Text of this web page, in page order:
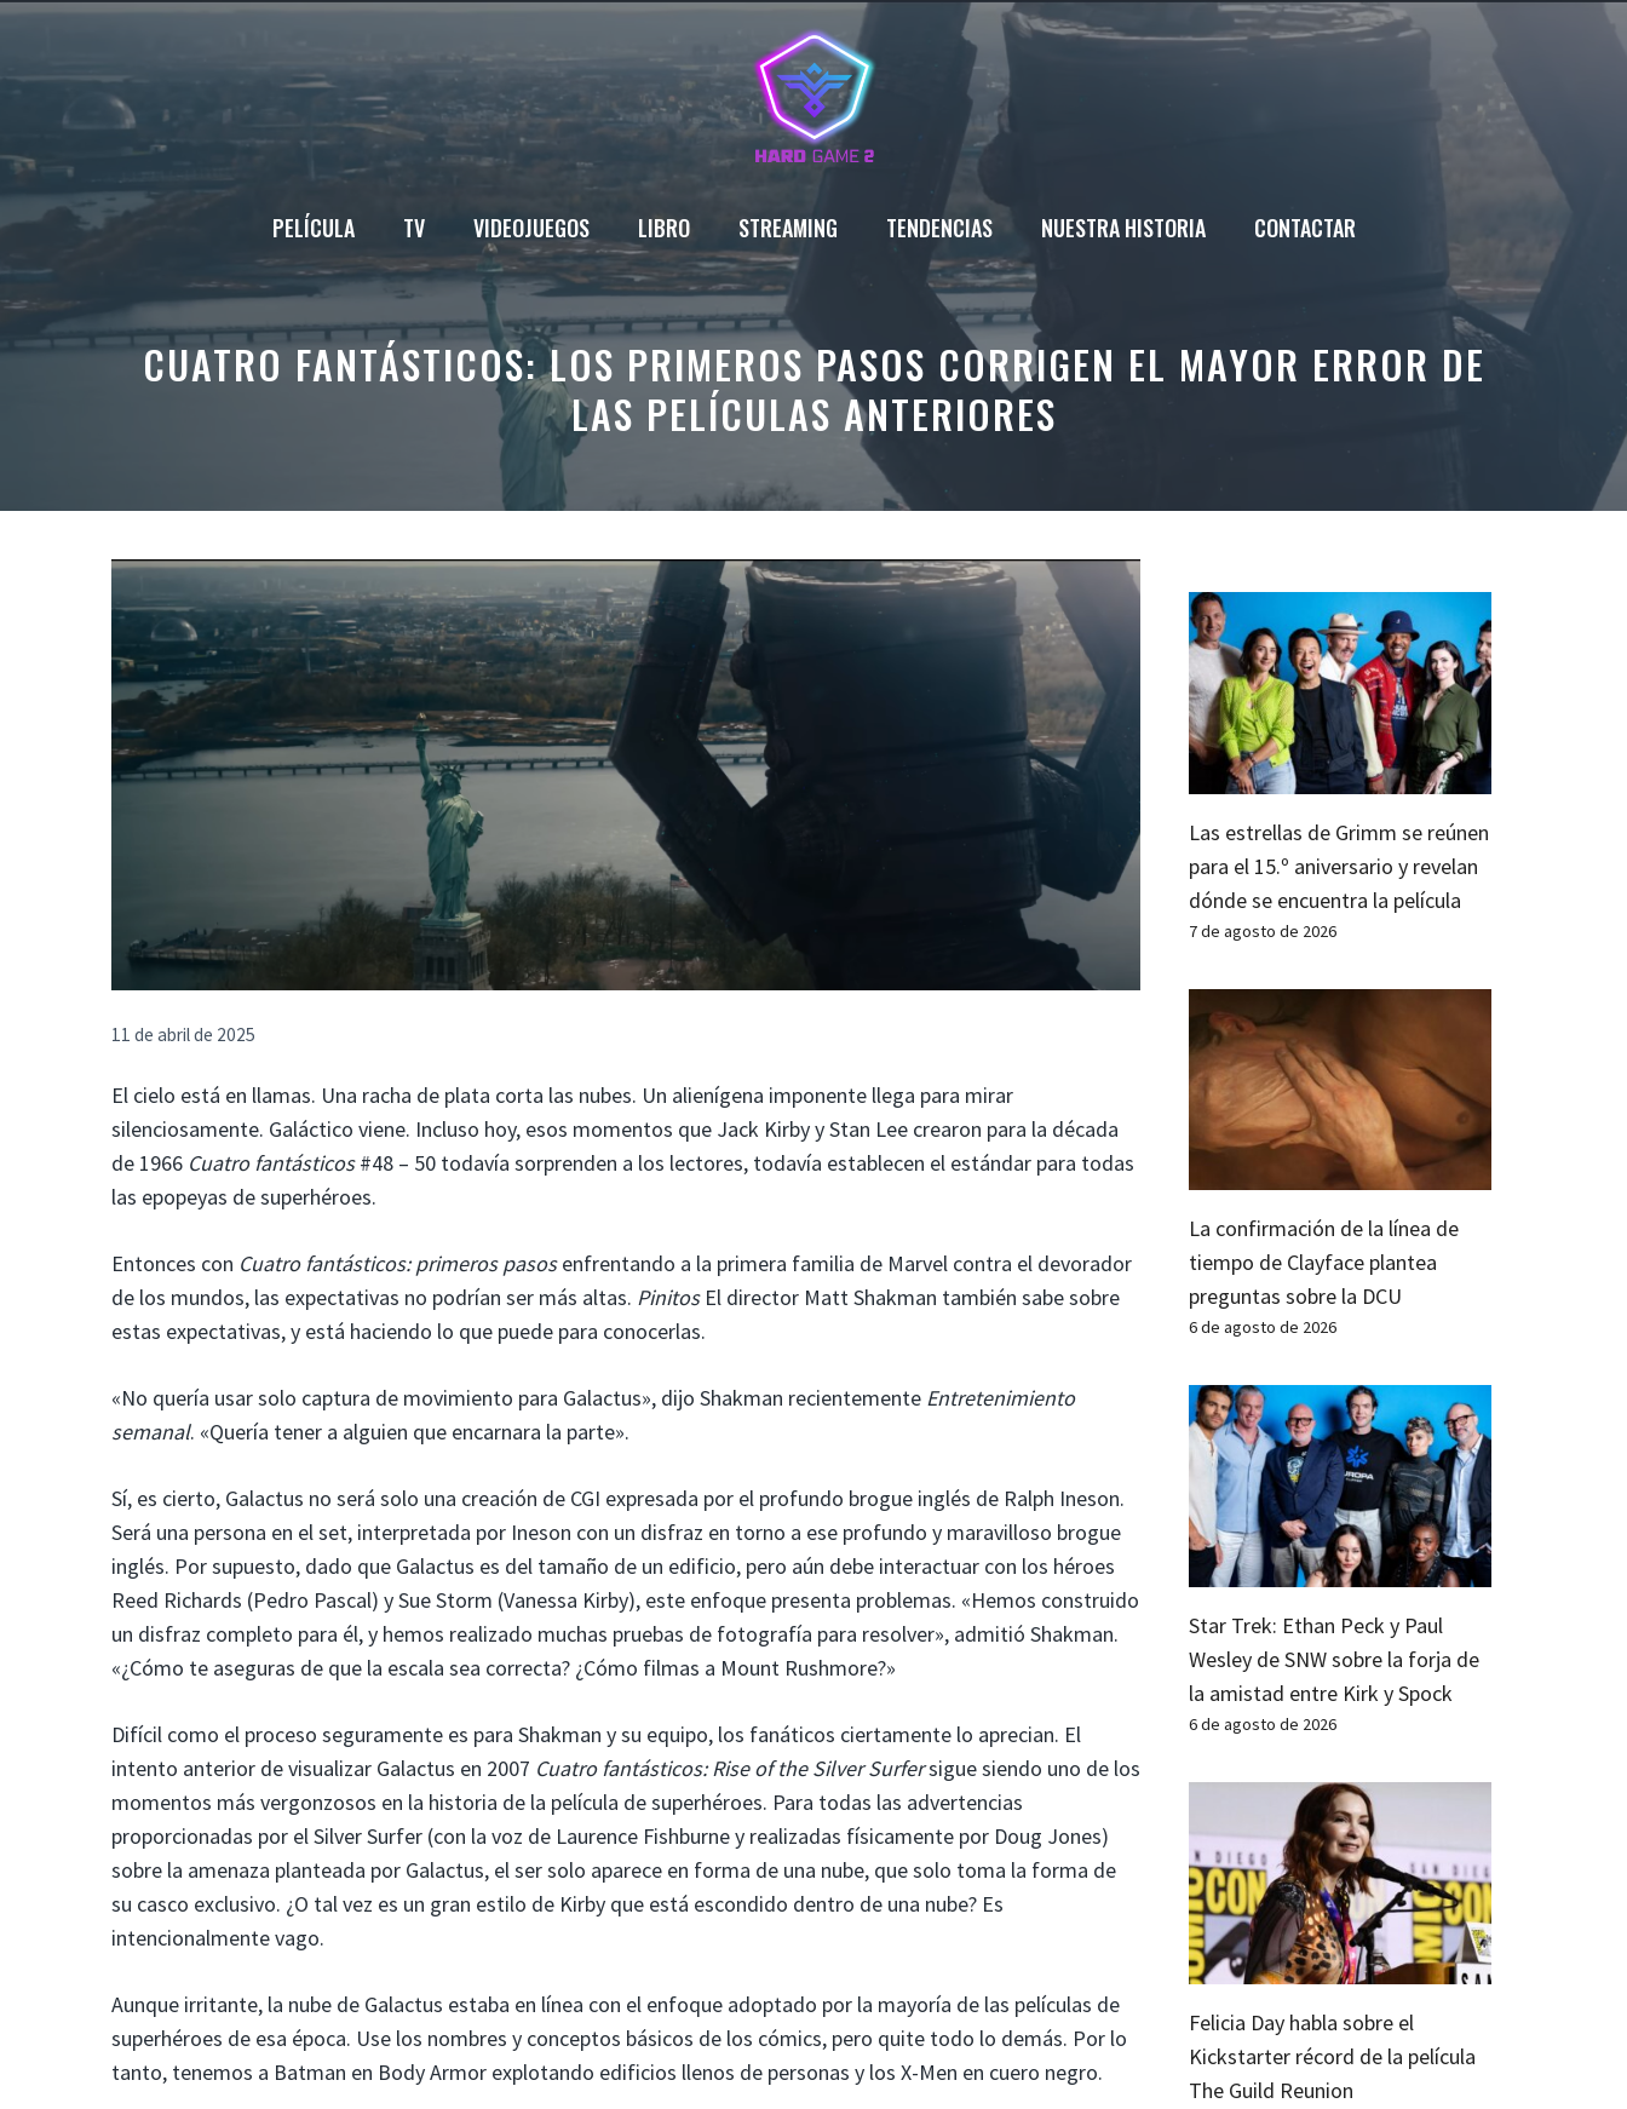
Saltar
contenido
PELÍCULA TV VIDEOJUEGOS LIBRO STREAMING TENDENCIAS NUESTRA HISTORIA CONTACTAR
CUATRO FANTÁSTICOS: LOS PRIMEROS PASOS CORRIGEN EL MAYOR ERROR DE
LAS PELÍCULAS ANTERIORES
11 de abril de 2025
El cielo está en llamas. Una racha de plata corta las nubes. Un alienígena imponente llega para mirar
silenciosamente. Galáctico viene. Incluso hoy, esos momentos que Jack Kirby y Stan Lee crearon para la década
de 1966 Cuatro fantásticos#48 – 50 todavía sorprenden a los lectores, todavía establecen el estándar para todas
las epopeyas de superhéroes.
Entonces con Cuatro fantásticos: primeros pasosenfrentando a la primera familia de Marvel contra el devorador
de los mundos, las expectativas no podrían ser más altas. PinitosEl director Matt Shakman también sabe sobre
estas expectativas, y está haciendo lo que puede para conocerlas.
«No quería usar solo captura de movimiento para Galactus», dijo Shakman recientemente Entretenimiento
semanal. «Quería tener a alguien que encarnara la parte».
Sí, es cierto, Galactus no será solo una creación de CGI expresada por el profundo brogue inglés de Ralph Ineson.
Será una persona en el set, interpretada por Ineson con un disfraz en torno a ese profundo y maravilloso brogue
inglés. Por supuesto, dado que Galactus es del tamaño de un edificio, pero aún debe interactuar con los héroes
Reed Richards (Pedro Pascal) y Sue Storm (Vanessa Kirby), este enfoque presenta problemas. «Hemos construido
un disfraz completo para él, y hemos realizado muchas pruebas de fotografía para resolver», admitió Shakman.
«¿Cómo te aseguras de que la escala sea correcta? ¿Cómo filmas a Mount Rushmore?»
Difícil como el proceso seguramente es para Shakman y su equipo, los fanáticos ciertamente lo aprecian. El
intento anterior de visualizar Galactus en 2007 Cuatro fantásticos: Rise of the Silver Surfersigue siendo uno de los
momentos más vergonzosos en la historia de la película de superhéroes. Para todas las advertencias
proporcionadas por el Silver Surfer (con la voz de Laurence Fishburne y realizadas físicamente por Doug Jones)
sobre la amenaza planteada por Galactus, el ser solo aparece en forma de una nube, que solo toma la forma de
su casco exclusivo. ¿O tal vez es un gran estilo de Kirby que está escondido dentro de una nube? Es
intencionalmente vago.
Aunque irritante, la nube de Galactus estaba en línea con el enfoque adoptado por la mayoría de las películas de
superhéroes de esa época. Use los nombres y conceptos básicos de los cómics, pero quite todo lo demás. Por lo
tanto, tenemos a Batman en Body Armor explotando edificios llenos de personas y los X-Men en cuero negro.
Las estrellas de Grimm se reúnen
para el 15.º aniversario y revelan
dónde se encuentra la película
7 de agosto de 2026
La confirmación de la línea de
tiempo de Clayface plantea
preguntas sobre la DCU
6 de agosto de 2026
Star Trek: Ethan Peck y Paul
Wesley de SNW sobre la forja de
la amistad entre Kirk y Spock
6 de agosto de 2026
Felicia Day habla sobre el
Kickstarter récord de la película
The Guild Reunion